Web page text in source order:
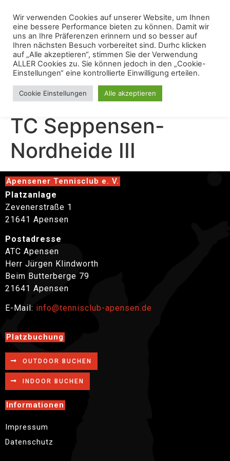
Juniorinnen B gegen
TC Seppensen-
Nordheide III
Apensener Tennisclub e. V.
Platzanlage
Zevenerstraße 1
21641 Apensen
Postadresse
ATC Apensen
Herr Jürgen Klindworth
Beim Butterberge 79
21641 Apensen
E-Mail: info@tennisclub-apensen.de
Platzbuchung
OUTDOOR BUCHEN
INDOOR BUCHEN
Informationen
Impressum
Datenschutz
Wir verwenden Cookies auf unserer Website, um Ihnen
eine bessere Performance bieten zu können. Damit wir
uns an Ihre Präferenzen erinnern und so besser auf
Ihren nächsten Besuch vorbereitet sind. Durhc klicken
auf „Alle akzeptieren“, stimmen Sie der Verwendung
ALLER Cookies zu. Sie können jedoch in den „Cookie-
Einstellungen“ eine kontrollierte Einwilligung erteilen.
Cookie Einstellungen Alle akzeptieren